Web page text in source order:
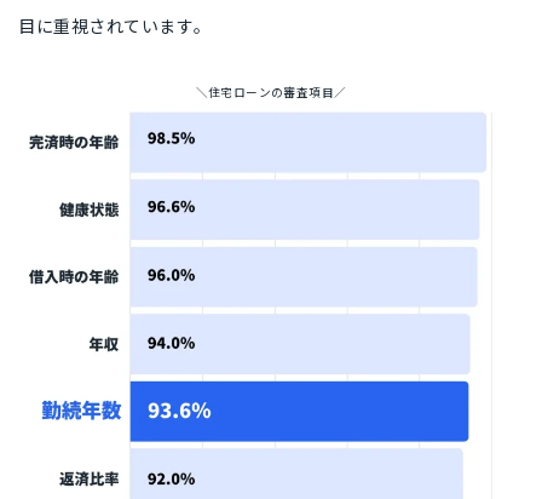
目に重視されています。
＼住宅ローンの審査項目／